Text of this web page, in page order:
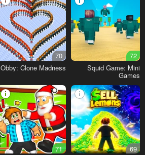
72
Squid Game: Mini
Games
70
Obby: Clone Madness
69
71